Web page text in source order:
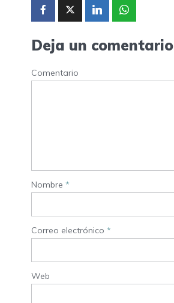
Deja un comentario
Comentario
Nombre *
Correo electrónico *
Web